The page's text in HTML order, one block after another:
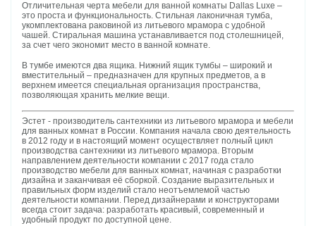
Отличительная черта мебели для ванной комнаты Dallas Luxe –
это проста и функциональность. Стильная лаконичная тумба,
укомплектована раковиной из литьевого мрамора с удобной
чашей. Стиральная машина устанавливается под столешницей,
за счет чего экономит место в ванной комнате.
В тумбе имеются два ящика. Нижний ящик тумбы – широкий и
вместительный – предназначен для крупных предметов, а в
верхнем имеется специальная организация пространства,
позволяющая хранить мелкие вещи.
Эстет - производитель сантехники из литьевого мрамора и мебели
для ванных комнат в России. Компания начала свою деятельность
в 2012 году и в настоящий момент осуществляет полный цикл
производства сантехники из литьевого мрамора. Вторым
направлением деятельности компании с 2017 года стало
производство мебели для ванных комнат, начиная с разработки
дизайна и заканчивая её сборкой. Создание выразительных и
правильных форм изделий стало неотъемлемой частью
деятельности компании. Перед дизайнерами и конструкторами
всегда стоит задача: разработать красивый, современный и
удобный продукт по доступной цене.